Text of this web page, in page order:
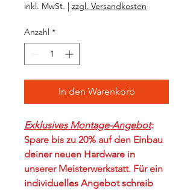
inkl. MwSt. | zzgl. Versandkosten
Anzahl *
In den Warenkorb
Exklusives Montage-Angebot:
Spare bis zu 20% auf den Einbau
deiner neuen Hardware in
unserer Meisterwerkstatt. Für ein
individuelles Angebot schreib